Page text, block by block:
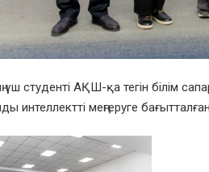
студенті АҚШ-қа тегін білім
интеллектті меңгеруге